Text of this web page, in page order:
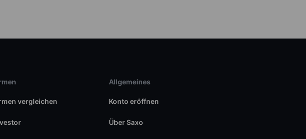
vergleichen
Allgemeines
Konto eröffnen
Über Saxo